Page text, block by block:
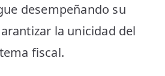
desempeñando su
la unicidad del
fiscal.